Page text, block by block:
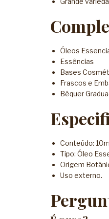
Óleos
Essências
Bases
Frascos e
Béquer
Conteúdo:
Tipo: Óleo
Origem
Uso externo.